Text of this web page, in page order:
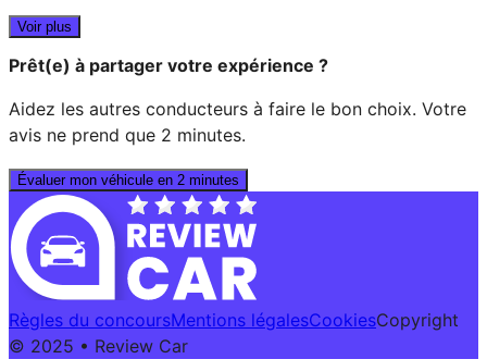
Voir plus
Prêt(e) à partager votre expérience ?
Aidez les autres conducteurs à faire le bon choix. Votre
avis ne prend que 2 minutes.
Évaluer mon véhicule en 2 minutes
Règles du concoursMentions légalesCookiesCopyright
© 2025 • Review Car